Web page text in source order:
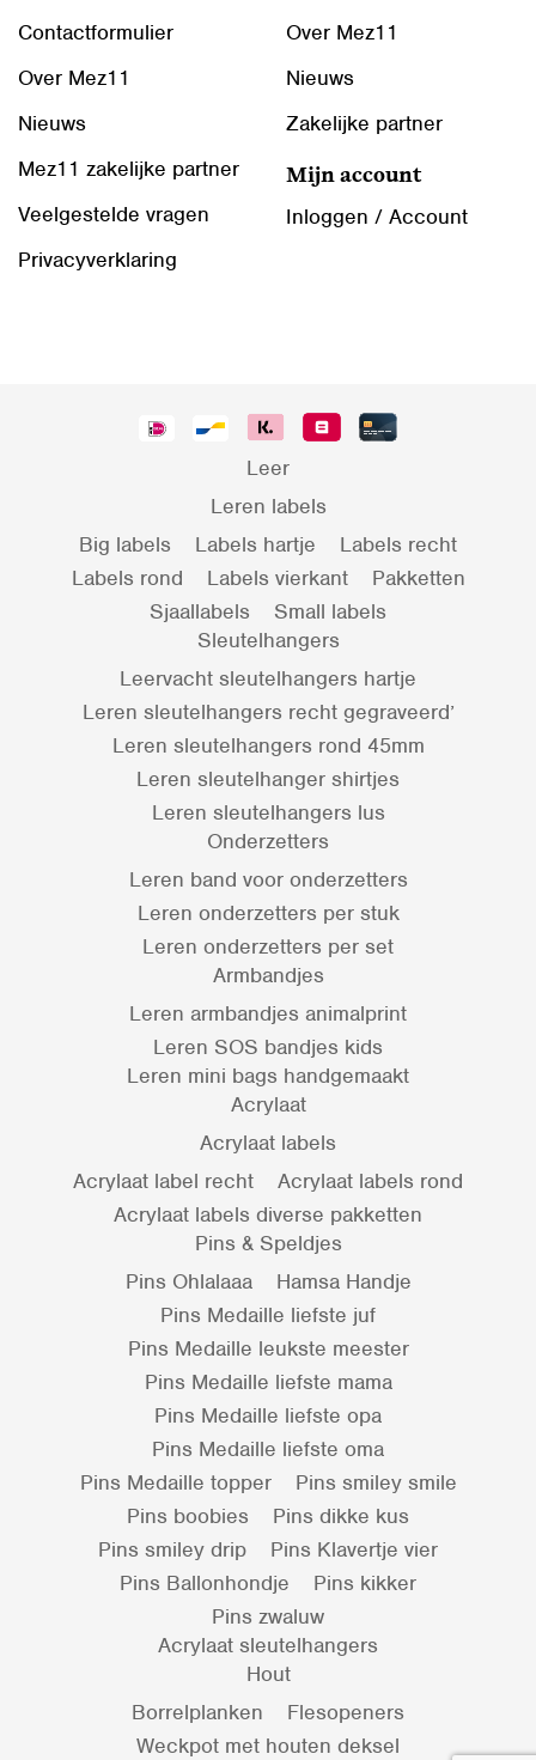
Contactformulier
Over Mez11
Nieuws
Mez11 zakelijke partner
Veelgestelde vragen
Privacyverklaring
Over Mez11
Nieuws
Zakelijke partner
Mijn account
Inloggen / Account
Leer
Leren labels
Big labels
Labels hartje
Labels recht
Labels rond
Labels vierkant
Pakketten
Sjaallabels
Small labels
Sleutelhangers
Leervacht sleutelhangers hartje
Leren sleutelhangers recht gegraveerd’
Leren sleutelhangers rond 45mm
Leren sleutelhanger shirtjes
Leren sleutelhangers lus
Onderzetters
Leren band voor onderzetters
Leren onderzetters per stuk
Leren onderzetters per set
Armbandjes
Leren armbandjes animalprint
Leren SOS bandjes kids
Leren mini bags handgemaakt
Acrylaat
Acrylaat labels
Acrylaat label recht
Acrylaat labels rond
Acrylaat labels diverse pakketten
Pins & Speldjes
Pins Ohlalaaa
Hamsa Handje
Pins Medaille liefste juf
Pins Medaille leukste meester
Pins Medaille liefste mama
Pins Medaille liefste opa
Pins Medaille liefste oma
Pins Medaille topper
Pins smiley smile
Pins boobies
Pins dikke kus
Pins smiley drip
Pins Klavertje vier
Pins Ballonhondje
Pins kikker
Pins zwaluw
Acrylaat sleutelhangers
Hout
Borrelplanken
Flesopeners
Weckpot met houten deksel